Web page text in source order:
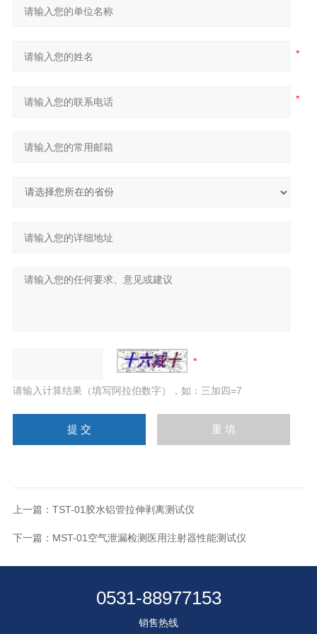
请输入计算结果（填写阿拉伯数字），如：三加四=7
上一篇： TST-01胶水铝管拉伸剥离测试仪
下一篇： MST-01空气泄漏检测医用注射器性能测试仪
0531-88977153
销售热线